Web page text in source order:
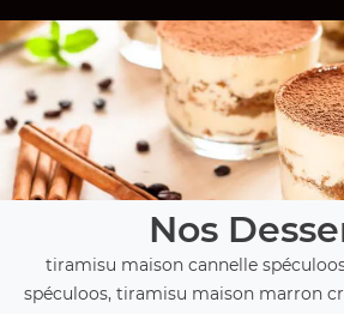
Nos
tiramisu maison cannelle
spéculoos, tiramisu maison marron